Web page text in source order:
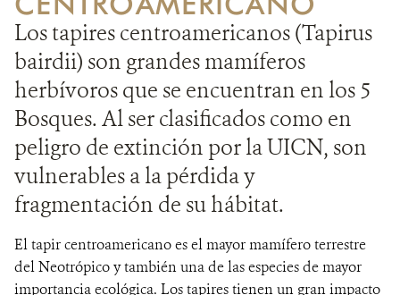
Los tapires centroamericanos (Tapirus
bairdii) son grandes mamíferos
herbívoros que se encuentran en los 5
Bosques. Al ser clasificados como en
peligro de extinción por la UICN, son
vulnerables a la pérdida y
fragmentación de su hábitat.
El tapir centroamericano es el mayor mamífero terrestre
del Neotrópico y también una de las especies de mayor
importancia ecológica. Los tapires tienen un gran impacto